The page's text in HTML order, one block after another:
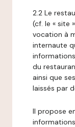
2.2 Le
(cf. le « site
vocation à
internaute
du
ainsi que
laissés par
Il propose